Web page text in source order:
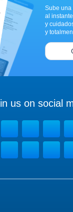
Sube una
al
y
y
us on social